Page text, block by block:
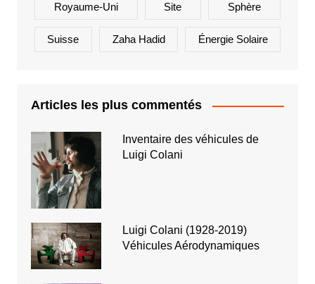
Royaume-Uni Site Sphère
Suisse Zaha Hadid Énergie Solaire
Articles les plus commentés
Inventaire des véhicules de
Luigi Colani
Luigi Colani (1928-2019)
Véhicules Aérodynamiques